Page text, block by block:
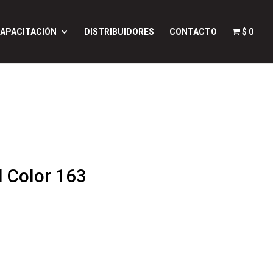
DISTRIBUIDORES CONTACTO $ 0
Color 163